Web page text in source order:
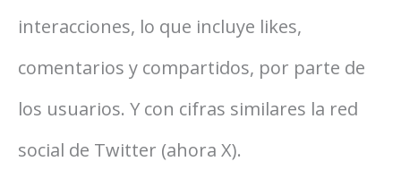
interacciones, lo que incluye likes,
comentarios y compartidos, por parte de
los usuarios. Y con cifras similares la red
social de Twitter (ahora X).